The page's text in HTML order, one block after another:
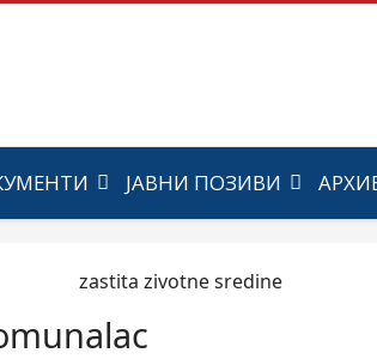
ЈАВНИ ПОЗИВИ